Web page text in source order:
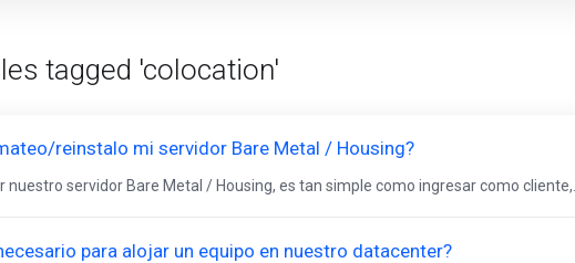
tagged 'colocation'
reinstalo mi servidor Bare Metal / Housing?
nuestro servidor Bare Metal / Housing, es tan simple como ingresar como cliente,...
para alojar un equipo en nuestro datacenter?